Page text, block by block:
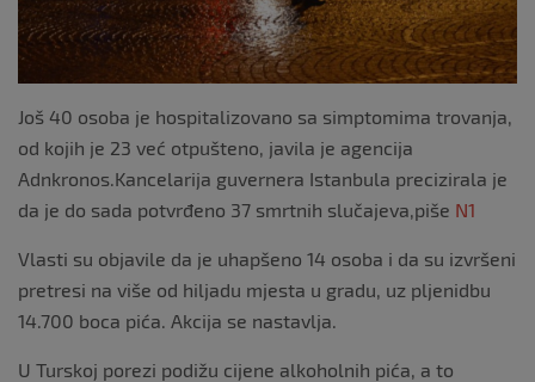
Još 40 osoba je hospitalizovano sa simptomima trovanja,
od kojih je 23 već otpušteno, javila je agencija
Adnkronos.Kancelarija guvernera Istanbula precizirala je
da je do sada potvrđeno 37 smrtnih slučajeva,piše N1
Vlasti su objavile da je uhapšeno 14 osoba i da su izvršeni
pretresi na više od hiljadu mjesta u gradu, uz pljenidbu
14.700 boca pića. Akcija se nastavlja.
U Turskoj porezi podižu cijene alkoholnih pića, a to